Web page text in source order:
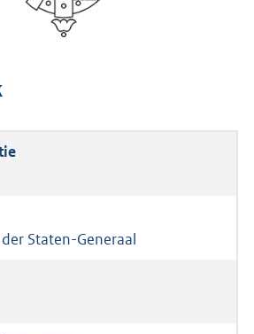
Staten-Generaal